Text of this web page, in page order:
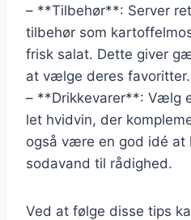
– **Tilbehør**: Server
tilbehør som
frisk salat. Dette giver
at vælge deres favoritter.
– **Drikkevarer**: Vælg
let hvidvin, der
også være en god idé at
sodavand til rådighed.
Ved at følge disse tips